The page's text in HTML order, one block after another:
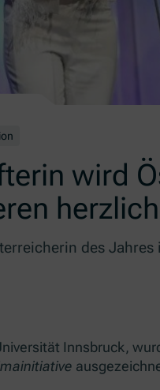
wird
des Jahres
Innsbruck,